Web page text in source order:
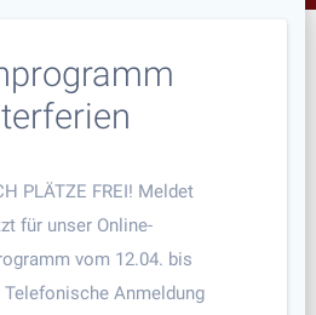
PLÄTZE FREI! Meldet
für unser Online-
vom 12.04. bis
Telefonische Anmeldung